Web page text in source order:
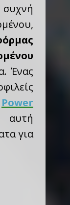
Ένας
Power
αυτή
για